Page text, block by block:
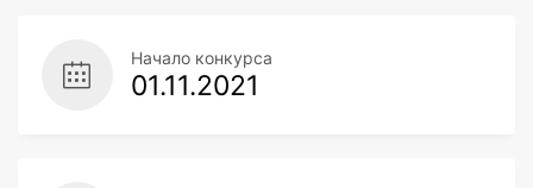
Начало конкурса
01.11.2021